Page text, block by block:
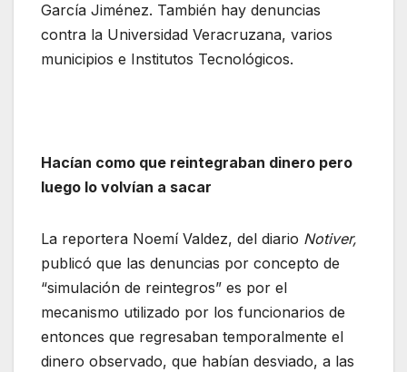
García Jiménez. También hay denuncias
contra la Universidad Veracruzana, varios
municipios e Institutos Tecnológicos.
Hacían como que reintegraban dinero pero
luego lo volvían a sacar
La reportera Noemí Valdez, del diario Notiver,
publicó que las denuncias por concepto de
“simulación de reintegros” es por el
mecanismo utilizado por los funcionarios de
entonces que regresaban temporalmente el
dinero observado, que habían desviado, a las